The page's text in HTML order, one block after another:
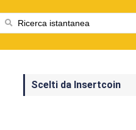
Scelti da Insertcoin